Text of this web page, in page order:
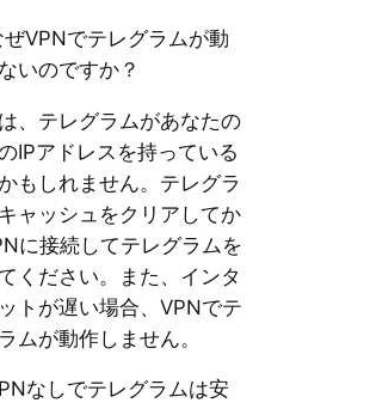
ぜVPNでテレグラムが動
いのですか？
、テレグラムがあなたの
IPアドレスを持っている
もしれません。テレグラ
ャッシュをクリアしてか
に接続してテレグラムを
ください。また、インタ
トが遅い場合、VPNでテ
ムが動作しません。
なしでテレグラムは安